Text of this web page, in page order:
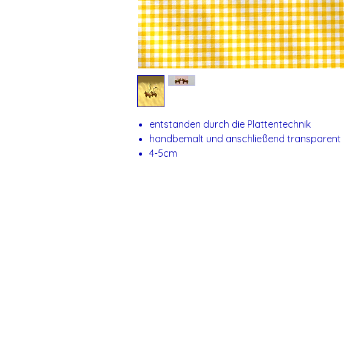
entstanden durch die Plattentechnik
handbemalt und anschließend transparent
4-5cm